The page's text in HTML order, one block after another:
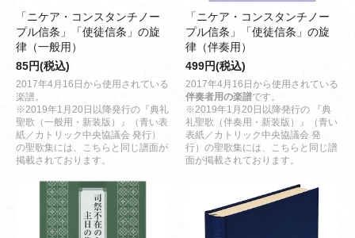
「ニケア・コンスタンチノー
プル信条」「使徒信条」の旋
律（一般用）
85円(税込)
2017年4月16日から使用されている
楽譜。
※2019年1月20日以降発行の『典礼
聖歌（一般用・新装版）』（青い表
紙／カトリック中央協議会 発行）
の聖歌集には、こちらと同じ譜面が
掲載されております。
「ニケア・コンスタンチノー
プル信条」「使徒信条」の旋
律（伴奏用）
499円(税込)
2017年4月16日から使用されている
伴奏者用の楽譜です。
※2019年1月20日以降発行の 『典
礼聖歌（伴奏用・新装版）』（青い
表紙／カトリック中央協議会 発
行）の聖歌集には、こちらと同じ譜
面が掲載されております。